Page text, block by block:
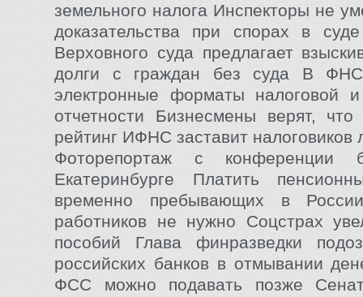
земельного налога Инспекторы не
доказательства при спорах в
Верховного суда предлагает
долги с граждан без суда В ФНС
электронные форматы налоговой и
отчетности Бизнесмены верят, что
рейтинг ИФНС заставит налоговиков
Фоторепортаж с конференции
Екатеринбурге Платить
временно пребывающих в
работников не нужно Соцстрах
пособий Глава финразведки
российских банков в отмывании
ФСС можно подавать позже